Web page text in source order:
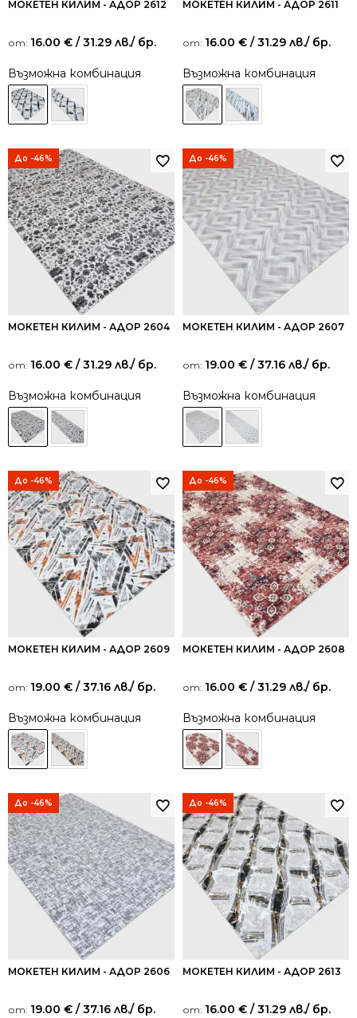
МОКЕТЕН КИЛИМ - АДОР 2612
от: 16.00 € / 31.29 лв./ бр.
Възможна комбинация
МОКЕТЕН КИЛИМ - АДОР 2611
от: 16.00 € / 31.29 лв./ бр.
Възможна комбинация
До -46%
МОКЕТЕН КИЛИМ - АДОР 2604
от: 16.00 € / 31.29 лв./ бр.
Възможна комбинация
До -46%
МОКЕТЕН КИЛИМ - АДОР 2607
от: 19.00 € / 37.16 лв./ бр.
Възможна комбинация
До -46%
МОКЕТЕН КИЛИМ - АДОР 2609
от: 19.00 € / 37.16 лв./ бр.
Възможна комбинация
До -46%
МОКЕТЕН КИЛИМ - АДОР 2608
от: 16.00 € / 31.29 лв./ бр.
Възможна комбинация
До -46%
МОКЕТЕН КИЛИМ - АДОР 2606
от: 19.00 € / 37.16 лв./ бр.
До -46%
МОКЕТЕН КИЛИМ - АДОР 2613
от: 16.00 € / 31.29 лв./ бр.